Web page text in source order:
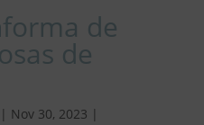
de
de
| Nov 30, 2023 |